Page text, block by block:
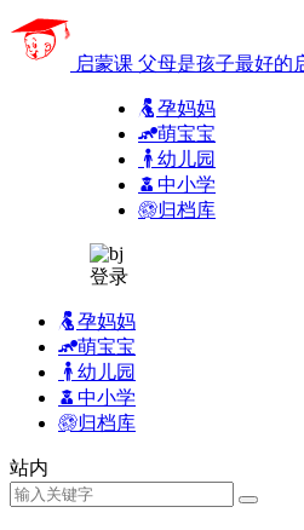
启蒙课 父母是孩子最好的
孕妈妈
萌宝宝
幼儿园
中小学
归档库
登录
孕妈妈
萌宝宝
幼儿园
中小学
归档库
站内